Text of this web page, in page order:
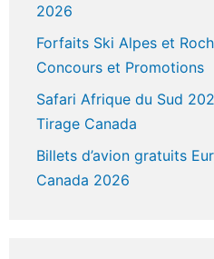
2026
Forfaits Ski Alpes et
Concours et Promotions
Safari Afrique du Sud
Tirage Canada
Billets d’avion gratuits
Canada 2026